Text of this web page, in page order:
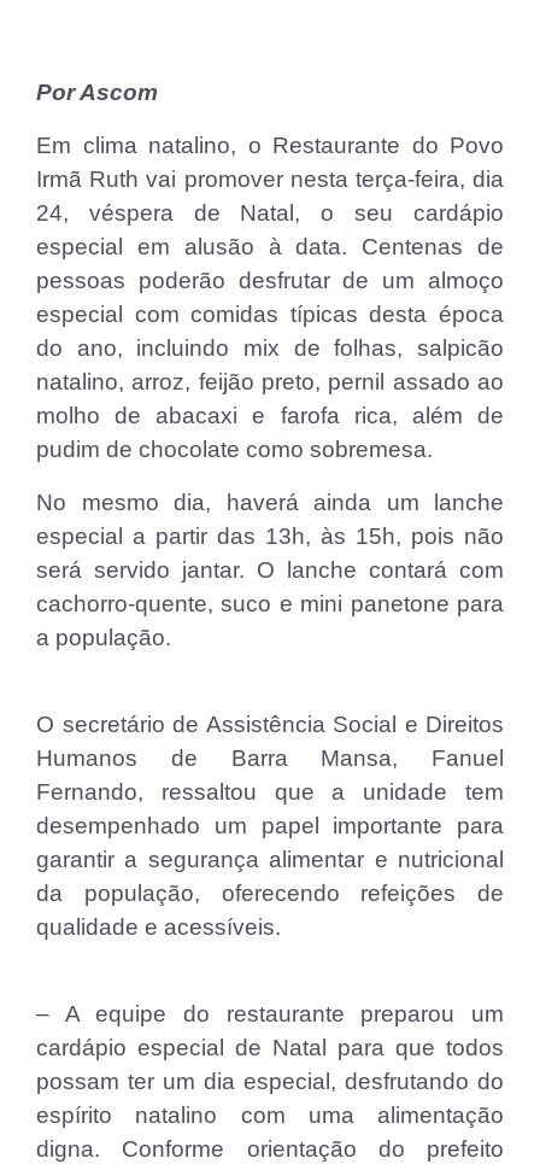
Por Ascom
Em clima natalino, o Restaurante do Povo
Irmã Ruth vai promover nesta terça-feira, dia
24, véspera de Natal, o seu cardápio
especial em alusão à data. Centenas de
pessoas poderão desfrutar de um almoço
especial com comidas típicas desta época
do ano, incluindo mix de folhas, salpicão
natalino, arroz, feijão preto, pernil assado ao
molho de abacaxi e farofa rica, além de
pudim de chocolate como sobremesa.
No mesmo dia, haverá ainda um lanche
especial a partir das 13h, às 15h, pois não
será servido jantar. O lanche contará com
cachorro-quente, suco e mini panetone para
a população.
O secretário de Assistência Social e Direitos
Humanos de Barra Mansa, Fanuel
Fernando, ressaltou que a unidade tem
desempenhado um papel importante para
garantir a segurança alimentar e nutricional
da população, oferecendo refeições de
qualidade e acessíveis.
– A equipe do restaurante preparou um
cardápio especial de Natal para que todos
possam ter um dia especial, desfrutando do
espírito natalino com uma alimentação
digna. Conforme orientação do prefeito